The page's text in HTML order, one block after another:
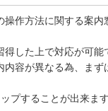
作方法に関する案内
した上で対応が可能
容が異なる為、まず
することが出来ます